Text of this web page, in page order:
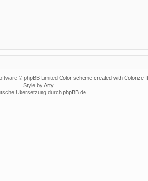
© phpBB Limited Color scheme created with Colorize It.
Style by Arty
Übersetzung durch phpBB.de